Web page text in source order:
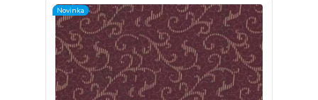
Novinka